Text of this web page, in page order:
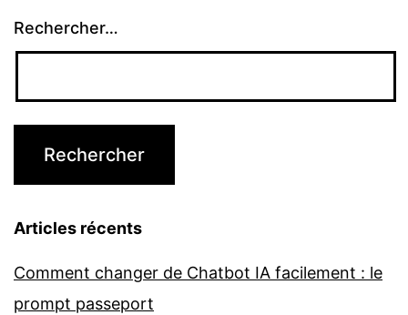
Rechercher…
Articles récents
Comment changer de Chatbot IA facilement : le
prompt passeport